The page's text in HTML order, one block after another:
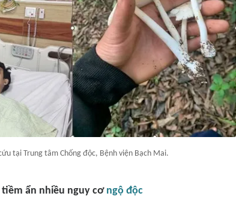
tại Trung tâm Chống độc, Bệnh viện Bạch Mai.
ẩn nhiều nguy cơ ngộ độc